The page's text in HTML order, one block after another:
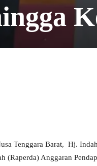
Tenggara Barat, Hj.
(Raperda) Anggaran